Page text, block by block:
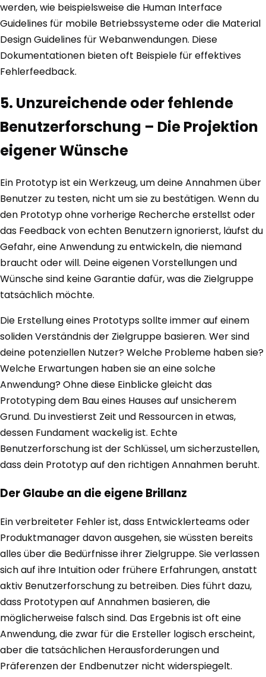
werden, wie beispielsweise die Human Interface
Guidelines für mobile Betriebssysteme oder die Material
Design Guidelines für Webanwendungen. Diese
Dokumentationen bieten oft Beispiele für effektives
Fehlerfeedback.
5. Unzureichende oder fehlende
Benutzerforschung – Die Projektion
eigener Wünsche
Ein Prototyp ist ein Werkzeug, um deine Annahmen über
Benutzer zu testen, nicht um sie zu bestätigen. Wenn du
den Prototyp ohne vorherige Recherche erstellst oder
das Feedback von echten Benutzern ignorierst, läufst du
Gefahr, eine Anwendung zu entwickeln, die niemand
braucht oder will. Deine eigenen Vorstellungen und
Wünsche sind keine Garantie dafür, was die Zielgruppe
tatsächlich möchte.
Die Erstellung eines Prototyps sollte immer auf einem
soliden Verständnis der Zielgruppe basieren. Wer sind
deine potenziellen Nutzer? Welche Probleme haben sie?
Welche Erwartungen haben sie an eine solche
Anwendung? Ohne diese Einblicke gleicht das
Prototyping dem Bau eines Hauses auf unsicherem
Grund. Du investierst Zeit und Ressourcen in etwas,
dessen Fundament wackelig ist. Echte
Benutzerforschung ist der Schlüssel, um sicherzustellen,
dass dein Prototyp auf den richtigen Annahmen beruht.
Der Glaube an die eigene Brillanz
Ein verbreiteter Fehler ist, dass Entwicklerteams oder
Produktmanager davon ausgehen, sie wüssten bereits
alles über die Bedürfnisse ihrer Zielgruppe. Sie verlassen
sich auf ihre Intuition oder frühere Erfahrungen, anstatt
aktiv Benutzerforschung zu betreiben. Dies führt dazu,
dass Prototypen auf Annahmen basieren, die
möglicherweise falsch sind. Das Ergebnis ist oft eine
Anwendung, die zwar für die Ersteller logisch erscheint,
aber die tatsächlichen Herausforderungen und
Präferenzen der Endbenutzer nicht widerspiegelt.